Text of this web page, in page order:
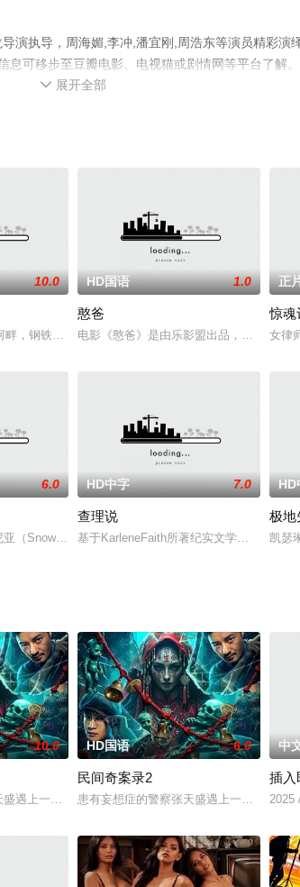
演执导，周海媚,李冲,潘宜刚,周浩东等演员精彩演
可移步至豆瓣电影、电视猫或剧情网等平台了解。
 展开全部
雨，尽管人到中年，爱丽丝却显得格外丰腴迷人。某
10.0
畔，钢铁厂一家接一家地倒闭，成千上万的工人不得不
HD国语 1.0
憨爸
电影《憨爸》是由乐影盟出品，福建西窗
正
惊魂
女律
姆(AshrafMarwan)的真实故事。他是埃及总统迦玛尔·
6.0
（Snowdonia），一个年轻的女孩拼命捍卫自己的家园
HD中字 7.0
查理说
基于KarleneFaith所著纪实文学《
HD
极地
凯瑟
在面对跨越视力障碍、好不容易成为陶艺家却离奇身
10.0
遇上一起离奇的神像杀人事件，勘案过程中，牵引出“
HD国语 6.0
民间奇案录2
患有妄想症的警察张天盛遇上一起离奇的
中
插入
2025